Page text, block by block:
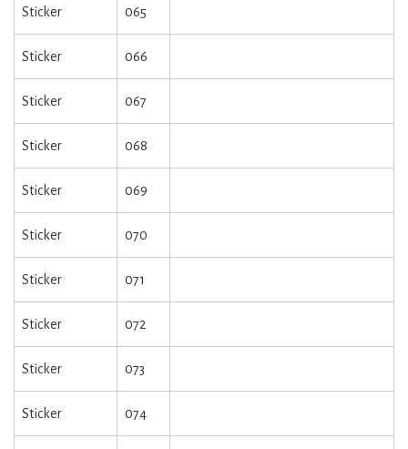
Sticker 065
Sticker 066
Sticker 067
Sticker 068
Sticker 069
Sticker 070
Sticker 071
Sticker 072
Sticker 073
Sticker 074